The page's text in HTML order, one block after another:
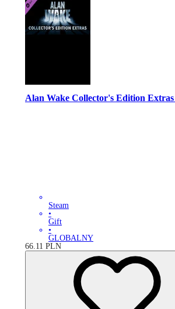
Alan Wake Collector's Edition
Steam
•
Gift
•
GLOBALNY
66.11 PLN